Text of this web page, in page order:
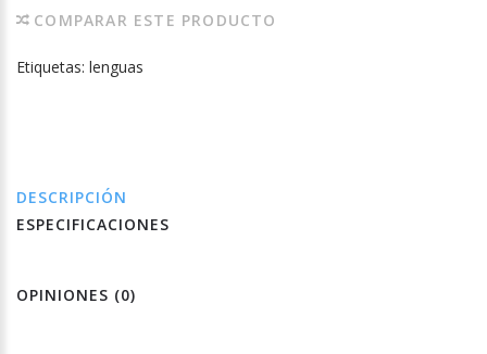
COMPARAR ESTE PRODUCTO
Etiquetas: lenguas
DESCRIPCIÓN
ESPECIFICACIONES
OPINIONES (0)